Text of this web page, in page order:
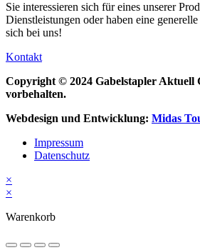
Sie interessieren sich für eines unserer
Dienstleistungen oder haben eine
sich bei uns!
Kontakt
Copyright © 2024 Gabelstapler Aktuell
vorbehalten.
Webdesign und Entwicklung: Midas
Menü
Impressum
Datenschutz
×
×
Warenkorb